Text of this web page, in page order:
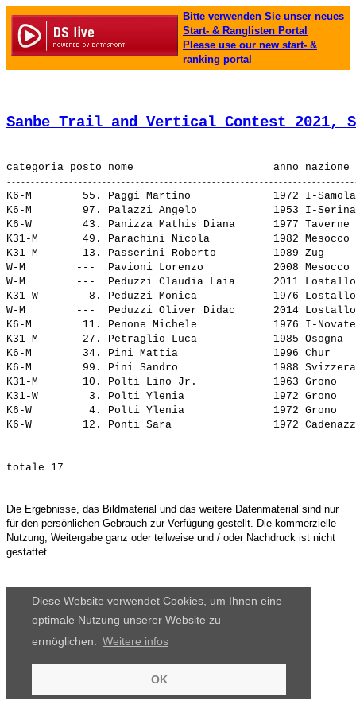
Diese Website verwendet Cookies, um Ihnen eine
optimale Nutzung unserer Website zu
ermöglichen.
Weitere infos
OK
Bitte verwenden Sie unser neues
Start- & Ranglisten Portal
Please use our new start- &
ranking portal
Sanbe Trail and Vertical Contest 2021,
K6-M        55. Paggi Martino
1972 I-
K6-M        97. Palazzi Angelo
1953 I-
K6-W        43. Panizza Mathis Diana
1977
K31-M       49. Parachini Nicola
1982
K31-M       13. Passerini Roberto
1989 Zug
W-M        --- Pavioni Lorenzo
2008
W-M        --- Peduzzi Claudia Laia
2011
K31-W        8. Peduzzi Monica
1976
W-M        --- Peduzzi Oliver Didac
2014
K6-M        11. Penone Michele
1976 I-
K31-M       27. Petraglio Luca
1985
K6-M        34. Pini Mattia
1996 Chur
K6-M        99. Pini Sandro
1988
K31-M       10. Polti Lino Jr.
1963
K31-W        3. Polti Ylenia
1972
K6-W         4. Polti Ylenia
1972
K6-W        12. Ponti Sara
Die Ergebnisse, das Bildmaterial und das weitere Datenmaterial sind nur
für den persönlichen Gebrauch zur Verfügung gestellt. Die kommerzielle
Nutzung, Weitergabe ganz oder teilweise und / oder Nachdruck ist nicht
gestattet.